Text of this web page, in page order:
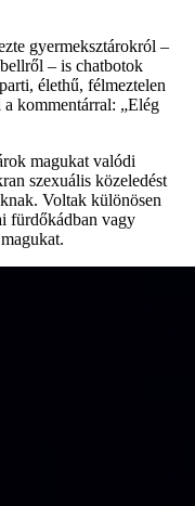
gyermeksztárokról –
– is chatbotok
élethű, félmeztelen
a kommentárral: „Elég
magukat valódi
szexuális közeledést
Voltak különösen
fürdőkádban vagy